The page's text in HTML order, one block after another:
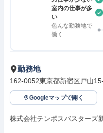
室内の仕事が多
い
色んな勤務地で
働く
勤務地
162-0052東京都新宿区戸山
Googleマップで開く
株式会社テンポスバスターズ